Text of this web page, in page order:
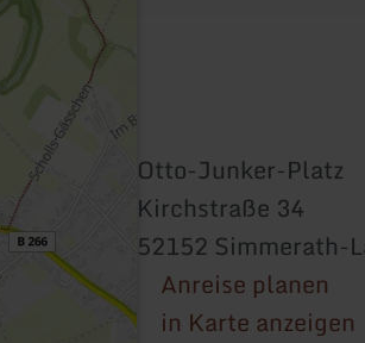
Otto-Junker-Platz
Kirchstraße 34
52152 Simmerath-
Anreise planen
in Karte anzeigen